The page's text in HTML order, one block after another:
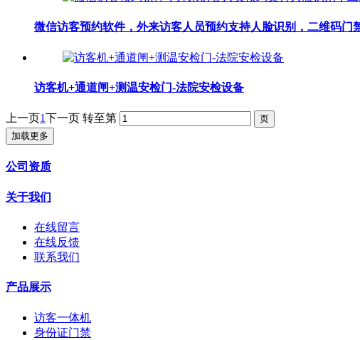
微信访客预约软件，外来访客人员预约支持人脸识别，二维码门
访客机+通道闸+测温安检门-法院安检设备
上一页1下一页 转至第
加载更多
公司资质
关于我们
在线留言
在线反馈
联系我们
产品展示
访客一体机
身份证门禁